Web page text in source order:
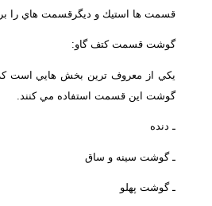
قسمت ها استيك و ديگرقسمت هاي را
گوشت قسمت كتف گاو:
يكي از معروف ترين بخش هايي است كه
گوشت اين قسمت استفاده مي كنند.
ـ دنده
ـ گوشت سينه و ساق
ـ گوشت پهلو